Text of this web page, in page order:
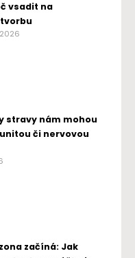
vsadit na
stravy nám mohou
či nervovou
začíná: Jak